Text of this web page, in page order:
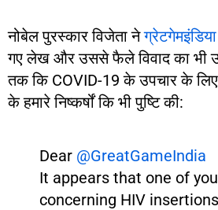
नोबेल पुरस्कार विजेता नेग्रेटगेमइंडिया
गए लेख और उससे फैले विवाद का भी
तक ​​कि COVID-19 के उपचार के
के हमारे निष्कर्षों कि भी पुष्टि की:
Dear @GreatGameIndia
It appears that one of
concerning HIV